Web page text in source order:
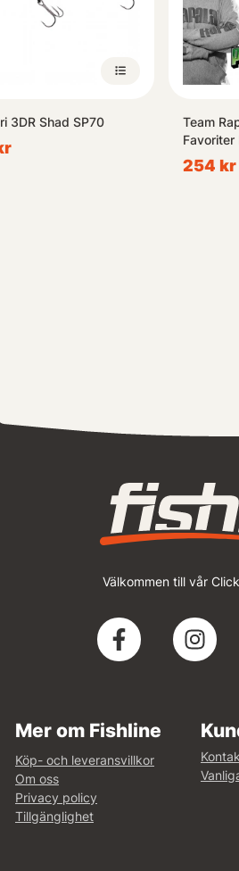
3DR Shad SP70
Team
254 kr
Välkommen till vår
Mer om Fishline
Köp- och leveransvillkor
Om oss
Privacy policy
Tillgänglighet